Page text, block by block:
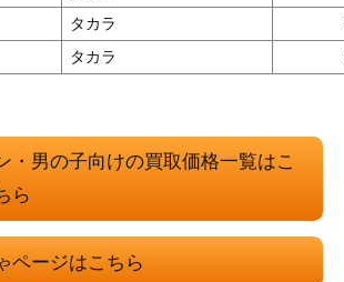
タカラ
タカラ
・男の子向けの買取価格一覧はこ
ら
ページはこちら